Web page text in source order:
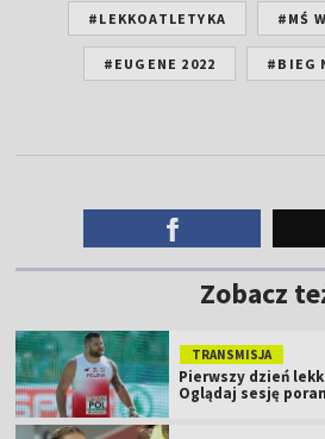
#LEKKOATLETYKA #MŚ
#EUGENE 2022 #BIEG
Zobacz
TRANSMISJA
Pierwszy dzień
Oglądaj sesję